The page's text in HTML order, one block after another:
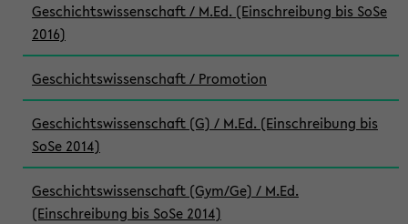
Geschichtswissenschaft / M.Ed. (Einschreibung bis SoSe
2016)
Geschichtswissenschaft / Promotion
Geschichtswissenschaft (G) / M.Ed. (Einschreibung bis
SoSe 2014)
Geschichtswissenschaft (Gym/Ge) / M.Ed.
(Einschreibung bis SoSe 2014)